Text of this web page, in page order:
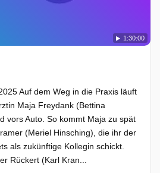
1:30:00
Auf dem Weg in die Praxis läuft
Maja Freydank (Bettina
vors Auto. So kommt Maja zu spät
(Meriel Hinsching), die ihr der
als zukünftige Kollegin schickt.
Rückert (Karl Kran...